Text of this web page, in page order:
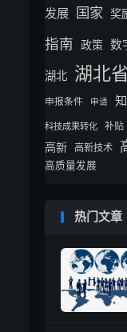
发展 国家 奖
指南 政策 数
湖北 湖北
申报条件 申请
科技成果转化 补贴
高新 高新技术
高质量发展
热门文章